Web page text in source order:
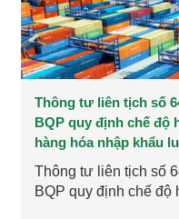
Thông tư liên tịch số
BQP quy định chế
hàng hóa nhập khẩu
Thông tư liên tịch số
BQP quy định chế độ